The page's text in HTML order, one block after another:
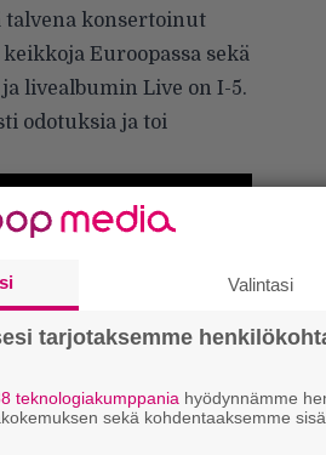
talvena konsertoinut
Euroopassa sekä
livealbumin Live on I-5.
odotuksia ja toi
Valintasi
tarjotaksemme
teknologiakumppania hyödynnämme
sekä kohdentaaksemme